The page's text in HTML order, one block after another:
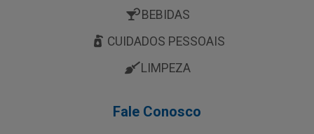
BEBIDAS
CUIDADOS PESSOAIS
LIMPEZA
Fale Conosco